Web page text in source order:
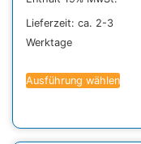
Lieferzeit: ca. 2-3
Werktage
Ausführung wählen